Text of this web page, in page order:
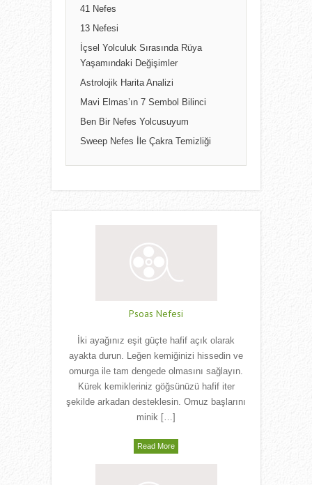
41 Nefes
13 Nefesi
İçsel Yolculuk Sırasında Rüya
Yaşamındaki Değişimler
Astrolojik Harita Analizi
Mavi Elmas’ın 7 Sembol Bilinci
Ben Bir Nefes Yolcusuyum
Sweep Nefes İle Çakra Temizliği
Psoas Nefesi
İki ayağınız eşit güçte hafif açık olarak
ayakta durun. Leğen kemiğinizi hissedin ve
omurga ile tam dengede olmasını sağlayın.
Kürek kemikleriniz göğsünüzü hafif iter
şekilde arkadan desteklesin. Omuz başlarını
minik […]
Read More